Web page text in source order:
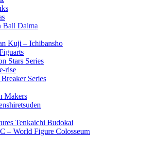
Ball Daima
Kuji – Ichibansho
Stars Series
rise
Series
Makers
Tenkaichi Budokai
– World Figure Colosseum